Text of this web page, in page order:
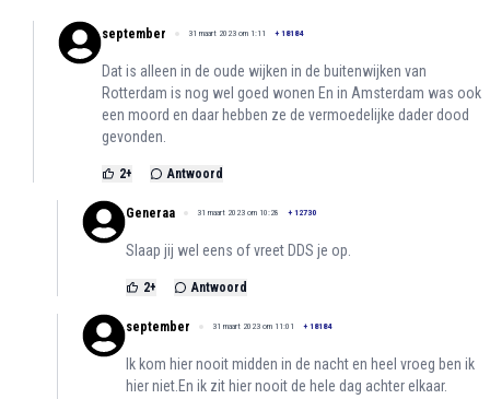
september 31 maart 2023 om 1:11 + 18184
Dat is alleen in de oude wijken in de buitenwijken van
Rotterdam is nog wel goed wonen En in Amsterdam was ook
een moord en daar hebben ze de vermoedelijke dader dood
gevonden.
2+ Antwoord
Generaa 31 maart 2023 om 10:28 + 12730
Slaap jij wel eens of vreet DDS je op.
2+ Antwoord
september 31 maart 2023 om 11:01 + 18184
Ik kom hier nooit midden in de nacht en heel vroeg ben ik
hier niet.En ik zit hier nooit de hele dag achter elkaar.